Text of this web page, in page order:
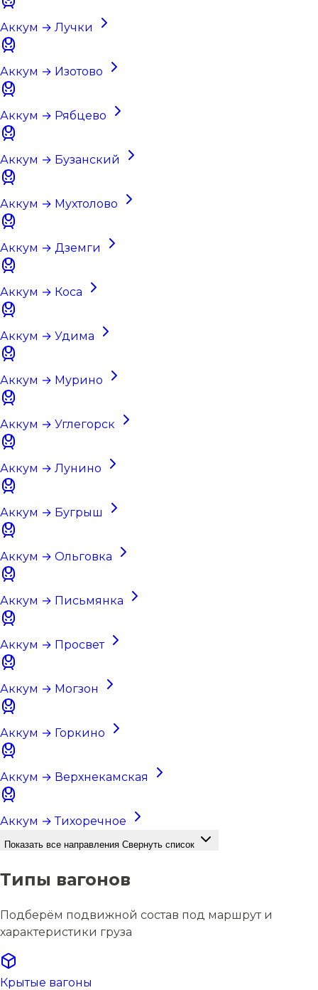
Аккум → Лучки
Аккум → Изотово
Аккум → Рябцево
Аккум → Бузанский
Аккум → Мухтолово
Аккум → Дземги
Аккум → Коса
Аккум → Удима
Аккум → Мурино
Аккум → Углегорск
Аккум → Лунино
Аккум → Бугрыш
Аккум → Ольговка
Аккум → Письмянка
Аккум → Просвет
Аккум → Могзон
Аккум → Горкино
Аккум → Верхнекамская
Аккум → Тихоречное
Показать все направления Свернуть список
Типы вагонов
Подберём подвижной состав под маршрут и
характеристики груза
Крытые вагоны